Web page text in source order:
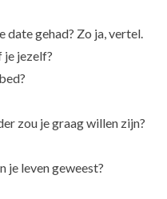
date gehad? Zo ja, vertel.
jezelf?
zou je graag willen zijn?
je leven geweest?